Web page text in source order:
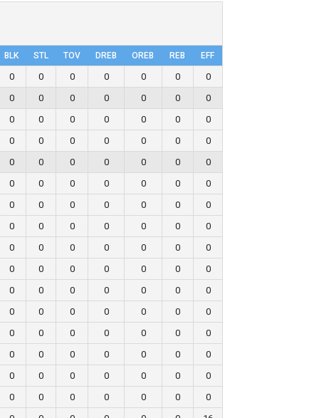
BLK STL TOV DRΕB OREB REB EFF
0 0 0 0 0 0
0
0 0 0 0 0 0
0
0 0 0 0 0 0
0
0 0 0 0 0 0
0
0 0 0 0 0 0
0
0 0 0 0 0 0
0
0 0 0 0 0 0
0
0 0 0 0 0 0
0
0 0 0 0 0 0
0
0 0 0 0 0 0
0
0 0 0 0 0 0
0
0 0 0 0 0 0
0
0 0 0 0 0 0
0
0 0 0 0 0 0
0
0 0 0 0 0 0
0
0 0 0 0 0 0
0